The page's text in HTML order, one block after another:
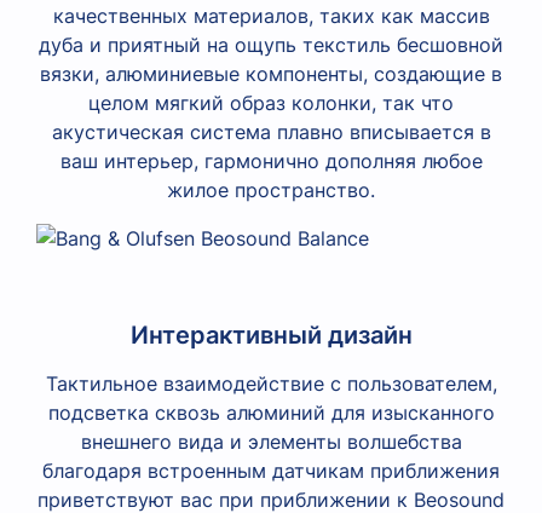
качественных материалов, таких как массив
дуба и приятный на ощупь текстиль бесшовной
вязки, алюминиевые компоненты, создающие в
целом мягкий образ колонки, так что
акустическая система плавно вписывается в
ваш интерьер, гармонично дополняя любое
жилое пространство.
Интерактивный дизайн
Тактильное взаимодействие с пользователем,
подсветка сквозь алюминий для изысканного
внешнего вида и элементы волшебства
благодаря встроенным датчикам приближения
приветствуют вас при приближении к Beosound